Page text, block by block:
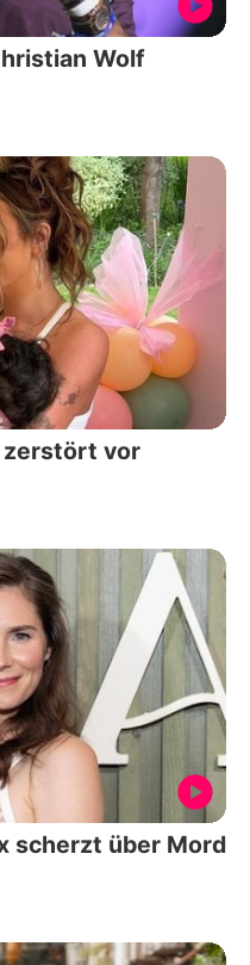
Wolf
zerstört vor
scherzt über Mord